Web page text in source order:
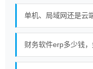
财务软件erp多少钱，